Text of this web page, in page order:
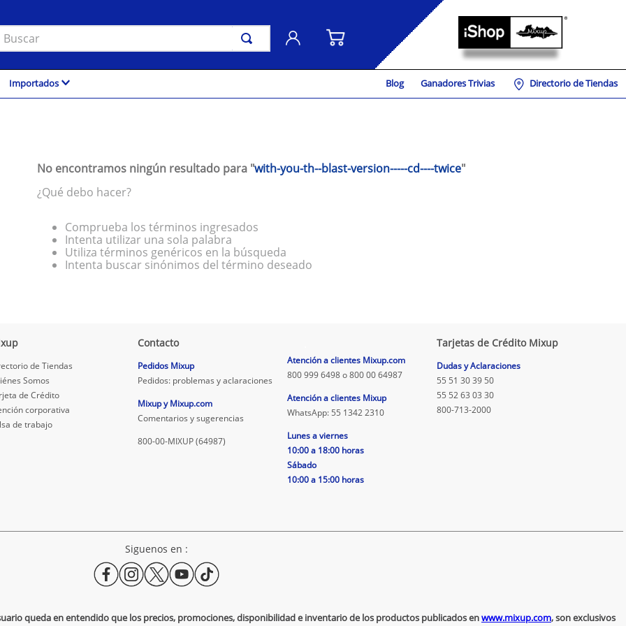
Importados Blog Ganadores Trivias Directorio de Tiendas
No encontramos ningún resultado para "with-you-th--blast-version-----cd----twice"
¿Qué debo hacer?
Comprueba los términos ingresados
Intenta utilizar una sola palabra
Utiliza términos genéricos en la búsqueda
Intenta buscar sinónimos del término deseado
de Tiendas
Somos
de Crédito
corporativa
de trabajo
Contacto
Pedidos Mixup
Pedidos: problemas y aclaraciones
Mixup y Mixup.com
Comentarios y sugerencias
800-00-MIXUP (64987)
Atención a clientes Mixup.com
800 999 6498 o 800 00 64987
Atención a clientes Mixup
WhatsApp: 55 1342 2310
Lunes a viernes
10:00 a 18:00 horas
Sábado
10:00 a 15:00 horas
Tarjetas de Crédito Mixup
Dudas y Aclaraciones
55 51 30 39 50
55 52 63 03 30
800-713-2000
Siguenos en :
queda en entendido que los precios, promociones, disponibilidad e inventario de los productos publicados enwww.mixup.com, son exclusivos